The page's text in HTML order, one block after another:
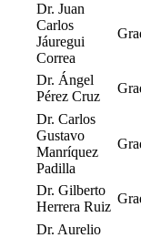
Dr. Juan
Carlos
Jáuregui
Correa
Dr. Ángel
Pérez Cruz
Dr. Carlos
Gustavo
Manríquez
Padilla
Dr. Gilberto
Herrera Ruiz
Dr. Aurelio